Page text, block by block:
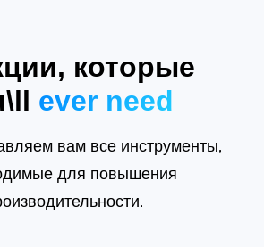
ever need
вам все инструменты,
для повышения